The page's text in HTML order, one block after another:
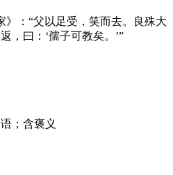
》：“父以足受，笑而去。良殊大
，曰：‘孺子可教矣。’”
；含褒义